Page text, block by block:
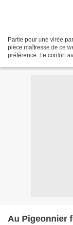
Partie pour une virée
pièce maîtresse de ce
préférence. Le confort
Au Pigeonnier